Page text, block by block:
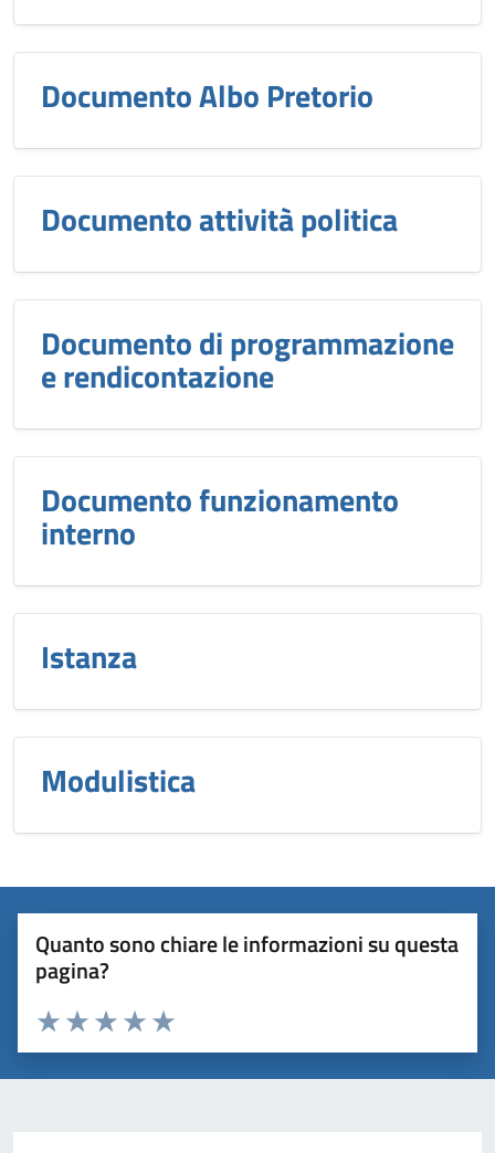
Documento Albo Pretorio
Documento attività politica
Documento di programmazione
e rendicontazione
Documento funzionamento
interno
Istanza
Modulistica
Quanto sono chiare le informazioni su questa
pagina?
Valuta 5 stelle su 5
Valuta 4 stelle su 5
Valuta 3 stelle su 5
Valuta 2 stelle su 5
Valuta 1 stelle su 5